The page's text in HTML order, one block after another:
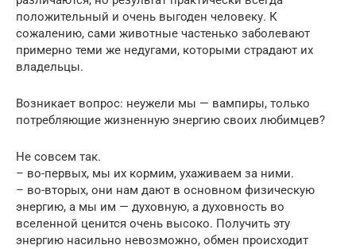
положительный и очень выгоден человеку. К
сожалению, сами животные частенько заболевают
примерно теми же недугами, которыми страдают их
владельцы.
Возникает вопрос: неужели мы — вампиры, только
потребляющие жизненную энергию своих любимцев?
Не совсем так.
– во-первых, мы их кормим, ухаживаем за ними.
– во-вторых, они нам дают в основном физическую
энергию, а мы им — духовную, а духовность во
вселенной ценится очень высоко. Получить эту
энергию насильно невозможно, обмен происходит